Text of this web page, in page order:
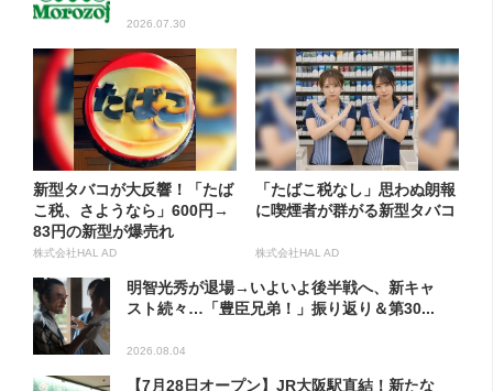
2026.07.30
新型タバコが大反響！「たば
こ税、さようなら」600円→
83円の新型が爆売れ
株式会社HAL AD
「たばこ税なし」思わぬ朗報
に喫煙者が群がる新型タバコ
株式会社HAL AD
明智光秀が退場→いよいよ後半戦へ、新キャ
スト続々…「豊臣兄弟！」振り返り＆第30...
2026.08.04
【7月28日オープン】JR大阪駅直結！新たな